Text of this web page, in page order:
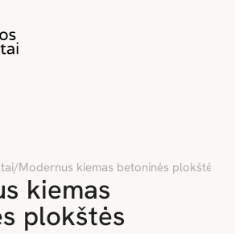
/Modernus kiemas betoninės plokštės
kiemas
plokštės